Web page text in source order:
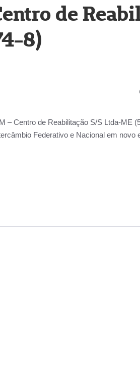
de
8)
– Centro de Reabilitação S/S Ltda-ME
Federativo e Nacional em novo